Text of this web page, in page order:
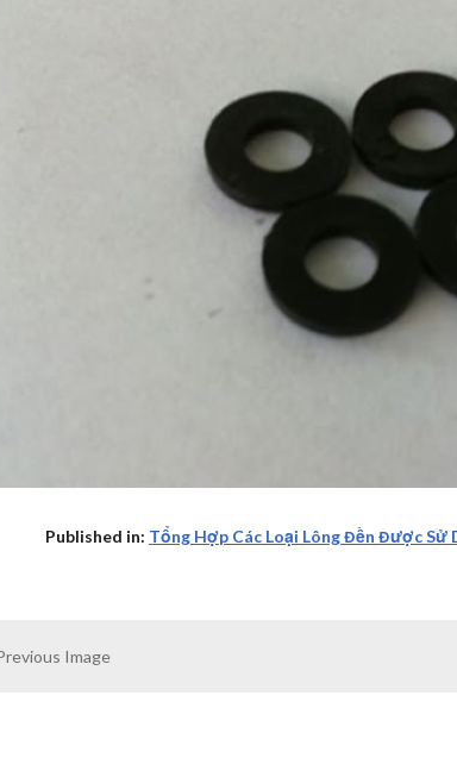
Published in: Tổng Hợp Các Loại Lông Đền Được Sử
Image